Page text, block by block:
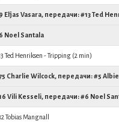
Eljas Vasara, передачи: #13Ted
Noel Santala
Ted Henriksen - Tripping (2 min)
Charlie Wilcock, передачи: #5
Vili Kesseli, передачи: #6 Noel
Tobias Mangnall